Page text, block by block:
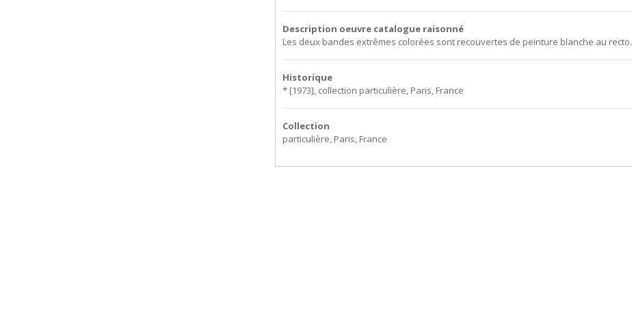
Description oeuvre catalogue raisonné
Les deux bandes extrêmes colorées sont recouvertes de peinture blanche au recto.
Historique
* [1973], collection particulière, Paris, France
Collection
particulière, Paris, France